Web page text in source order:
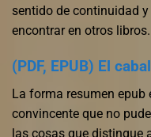
sentido de continuidad
encontrar en otros libros.
(PDF, EPUB) El
La forma resumen epub
convincente que no
las cosas que distingue